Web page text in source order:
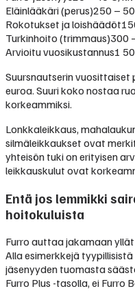
Eläinlääkäri (perus)250 –
Rokotukset ja loishäädöt
Turkinhoito (trimmaus)300
Arvioitu vuosikustannus1
Suursnautserin
euroa. Suuri koko nostaa
korkeammiksi.
Lonkkaleikkaus,
silmäleikkaukset ovat
yhteisön tuki on erityisen
leikkauskulut ovat
Entä jos lemmikki
hoitokuluista
Furro auttaa jakamaan
Alla esimerkkejä
jäsenyyden tuomasta
Furro Plus -tasolla, ei Furro